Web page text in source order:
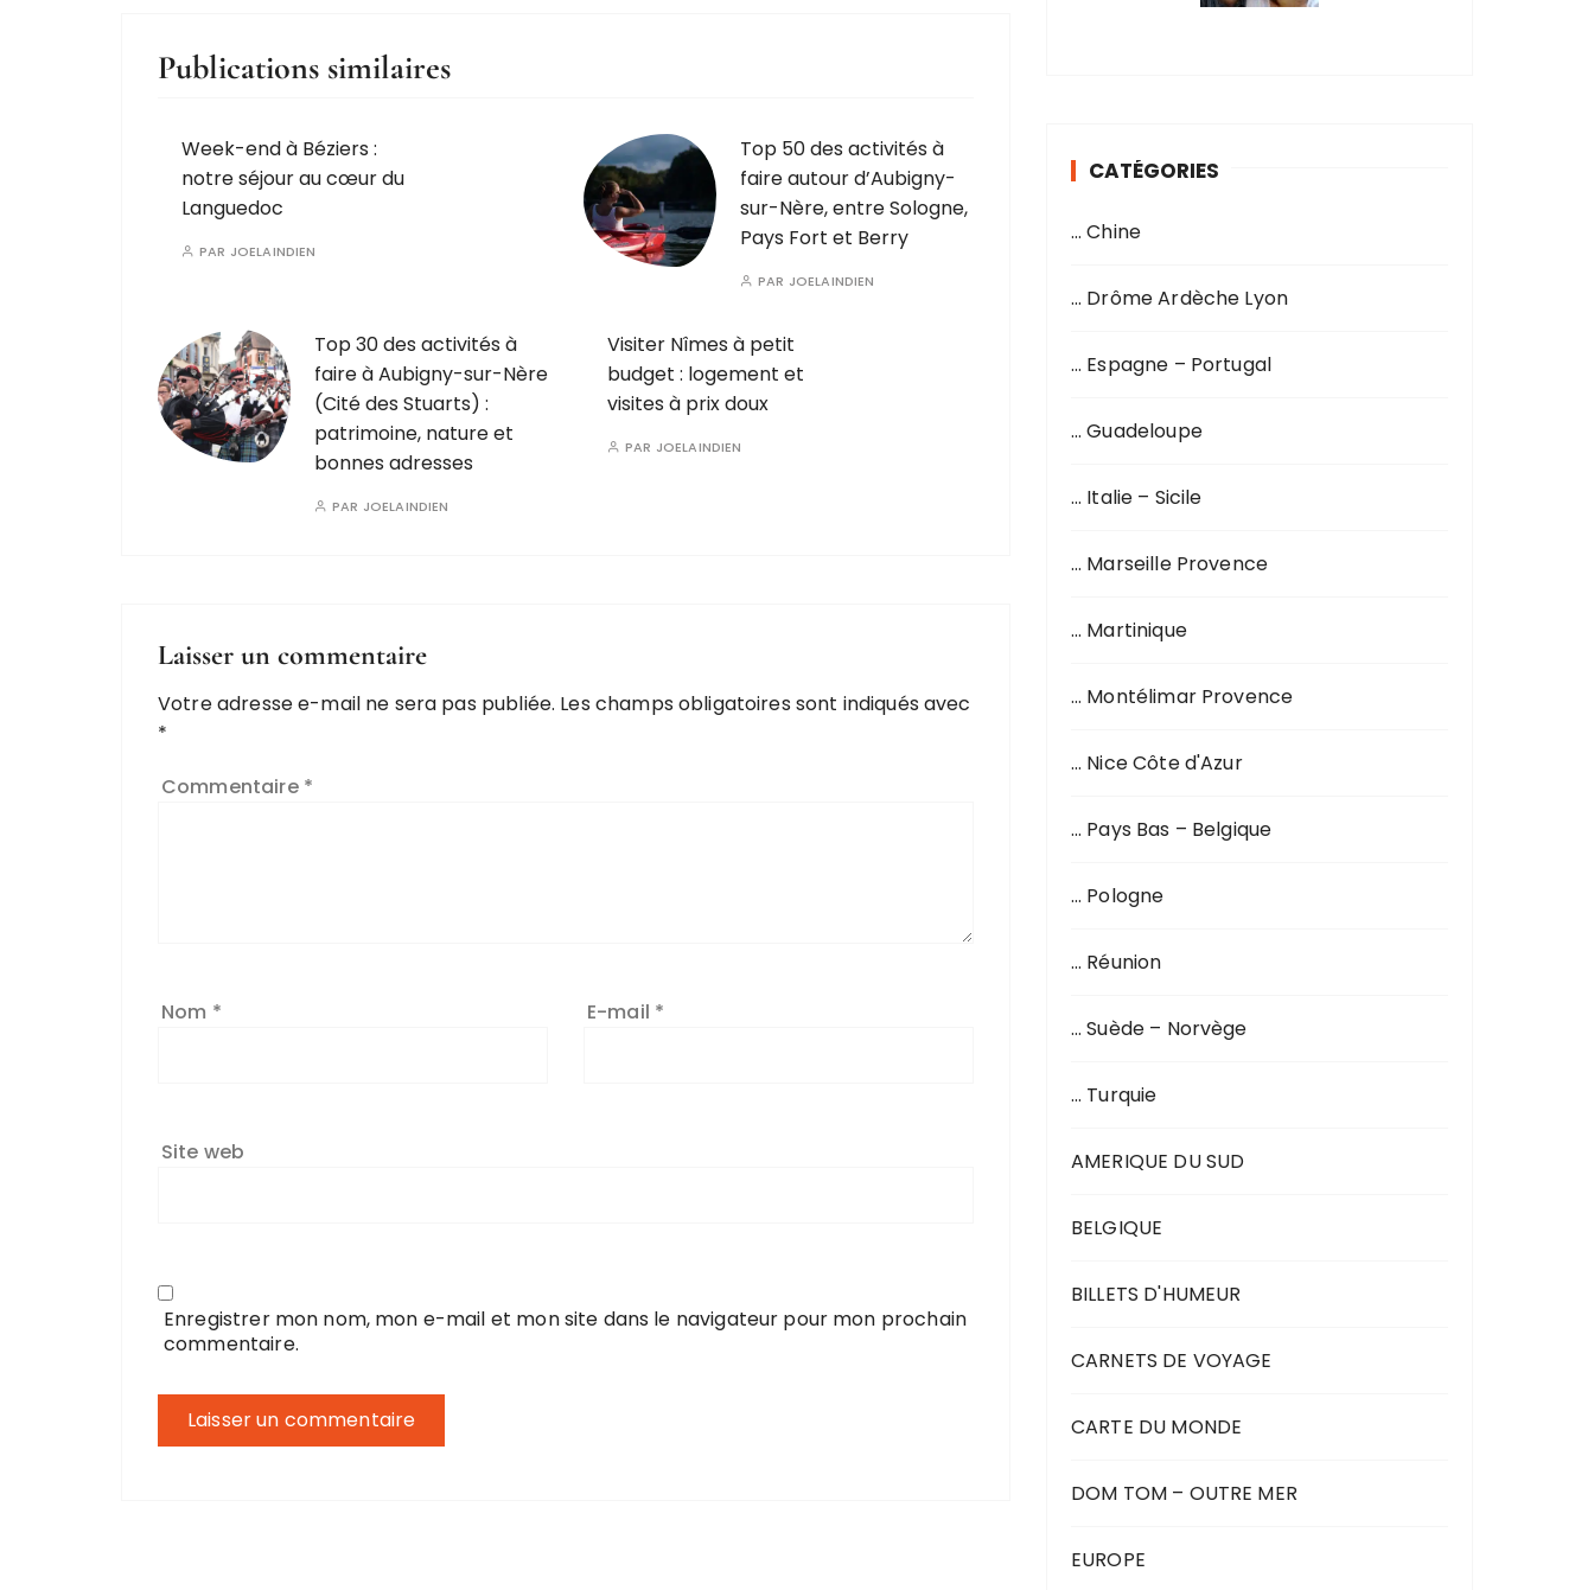
Publications similaires
Week-end à Béziers :
notre séjour au cœur du
Languedoc
PAR JOELAINDIEN
Top 50 des activités à
faire autour d’Aubigny-
sur-Nère, entre Sologne,
Pays Fort et Berry
PAR JOELAINDIEN
Top 30 des activités à
faire à Aubigny-sur-Nère
(Cité des Stuarts) :
patrimoine, nature et
bonnes adresses
PAR JOELAINDIEN
Visiter Nîmes à petit
budget : logement et
visites à prix doux
PAR JOELAINDIEN
Laisser un commentaire
Votre adresse e-mail ne sera pas publiée. Les champs obligatoires sont indiqués avec
*
Commentaire *
Nom * E-mail *
Site web
Enregistrer mon nom, mon e-mail et mon site dans le navigateur pour mon prochain
commentaire.
CATÉGORIES
… Chine
… Drôme Ardèche Lyon
… Espagne – Portugal
… Guadeloupe
… Italie – Sicile
… Marseille Provence
… Martinique
… Montélimar Provence
… Nice Côte d'Azur
… Pays Bas – Belgique
… Pologne
… Réunion
… Suède – Norvège
… Turquie
AMERIQUE DU SUD
BELGIQUE
BILLETS D'HUMEUR
CARNETS DE VOYAGE
CARTE DU MONDE
DOM TOM – OUTRE MER
EUROPE